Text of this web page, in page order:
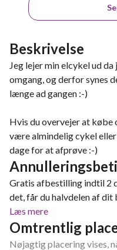
Beskrivelse
Jeg lejer min elcykel ud
omgang, og derfor synes
længe ad gangen :-)
Hvis du overvejer at købe
være almindelig cykel
dage for at afprøve :-)
Gratis afbestilling indtil 2
det, får du halvdelen af
Læs mere
Omtrentlig
Nøjagtig placering vises,